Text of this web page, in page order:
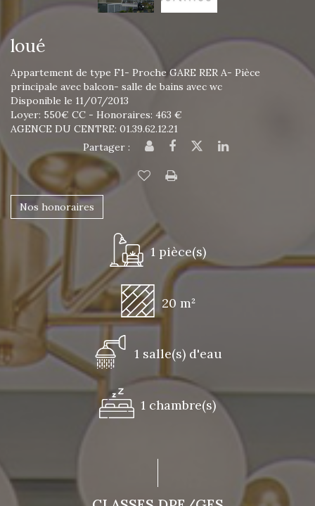
loué
Appartement de type F1- Proche GARE RER A- Pièce
principale avec balcon- salle de bains avec wc
Disponible le 11/07/2013
Loyer: 550€ CC - Honoraires: 463 €
AGENCE DU CENTRE: 01.39.62.12.21
Partager :
Nos honoraires
1 pièce(s)
20 m²
1 salle(s) d'eau
1 chambre(s)